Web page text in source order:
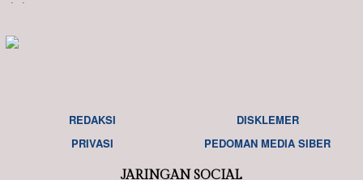
REDAKSI
DISKLEMER
PRIVASI
PEDOMAN MEDIA SIBER
JARINGAN SOCIAL